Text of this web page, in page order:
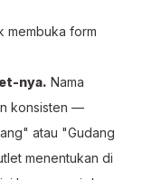
membuka form
nya. Nama
konsisten —
atau "Gudang
menentukan di